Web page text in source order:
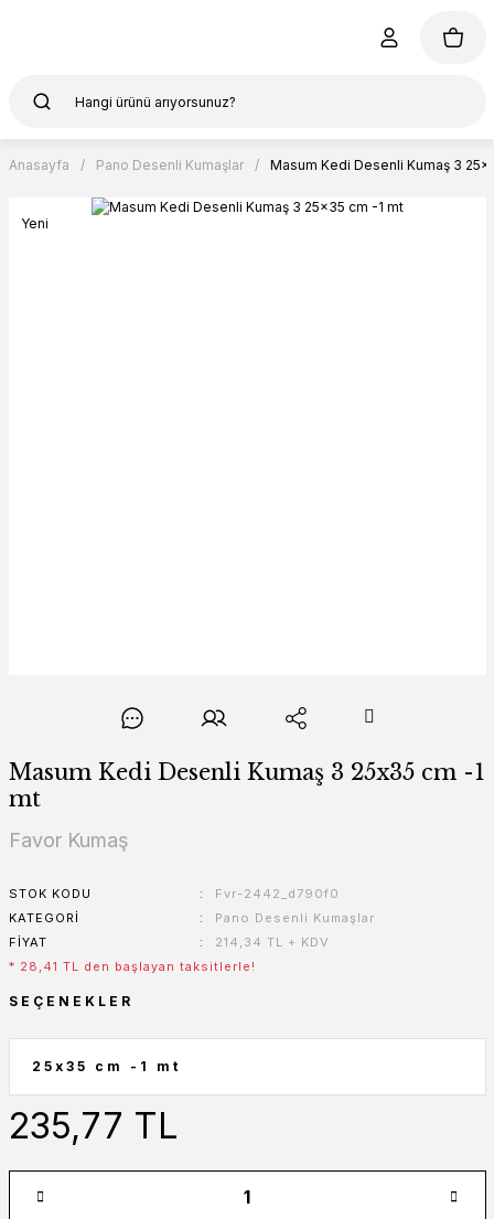
Anasayfa Pano Desenli Kumaşlar Masum Kedi Desenli Kumaş 3
Yeni
Masum Kedi Desenli Kumaş 3 25x35 cm -1
mt
Favor Kumaş
STOK KODU
Fvr-2442_d790f0
KATEGORI
Pano Desenli Kumaşlar
FIYAT
214,34 TL + KDV
* 28,41 TL den başlayan taksitlerle!
SEÇENEKLER
235,77 TL